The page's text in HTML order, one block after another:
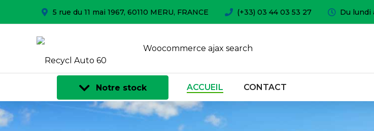
5 rue du 11 mai 1967, 60110 MERU, FRANCE (+33) 03 44 03 53 27 Du lundi
Woocommerce ajax search
Notre stock ACCUEIL CONTACT